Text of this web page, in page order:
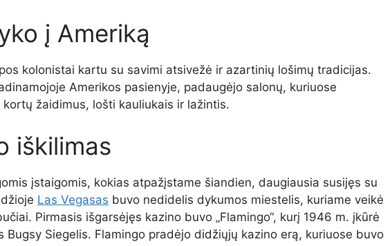
į Ameriką
kolonistai kartu su savimi atsivežė ir azartinių lošimų tradicijas.
Amerikos pasienyje, padaugėjo salonų, kuriuose
žaidimus, lošti kauliukais ir lažintis.
iškilimas
įstaigomis, kokias atpažįstame šiandien, daugiausia susijęs su
Las Vegasas buvo nedidelis dykumos miestelis, kuriame veikė
Pirmasis išgarsėjęs kazino buvo „Flamingo“, kurį 1946 m. įkūrė
Bugsy Siegelis. Flamingo pradėjo didžiųjų kazino erą, kuriuose buvo